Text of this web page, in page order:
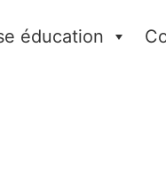
éducation